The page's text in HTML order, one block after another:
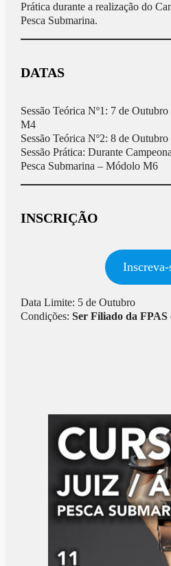
Prática durante a realização do
Pesca Submarina.
DATAS
Sessão Teórica Nº1: 7 de
M4
Sessão Teórica Nº2: 8 de
Sessão Prática: Durante
Pesca Submarina – Módolo M6
INSCRIÇÃO
Data Limite: 5 de Outubro
Condições: Ser Filiado da